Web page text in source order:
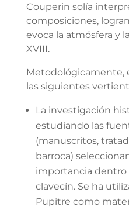
Couperin solía
composiciones,
evoca la atmósfera y
XVIII.
Metodológicamente,
las siguientes
La investigación
estudiando las
(manuscritos,
barroca)
importancia dentro
clavecín. Se ha
Pupitre como